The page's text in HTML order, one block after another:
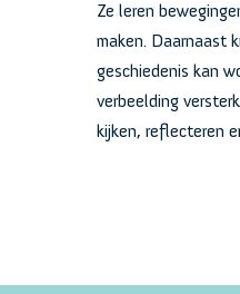
Ze leren
maken. Daarnaast
geschiedenis kan
verbeelding
kijken, reflecteren